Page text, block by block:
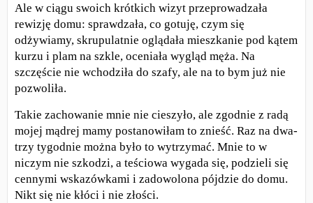
Ale w ciągu swoich krótkich wizyt przeprowadzała
rewizję domu: sprawdzała, co gotuję, czym się
odżywiamy, skrupulatnie oglądała mieszkanie pod kątem
kurzu i plam na szkle, oceniała wygląd męża. Na
szczęście nie wchodziła do szafy, ale na to bym już nie
pozwoliła.
Takie zachowanie mnie nie cieszyło, ale zgodnie z radą
mojej mądrej mamy postanowiłam to znieść. Raz na dwa-
trzy tygodnie można było to wytrzymać. Mnie to w
niczym nie szkodzi, a teściowa wygada się, podzieli się
cennymi wskazówkami i zadowolona pójdzie do domu.
Nikt się nie kłóci i nie złości.